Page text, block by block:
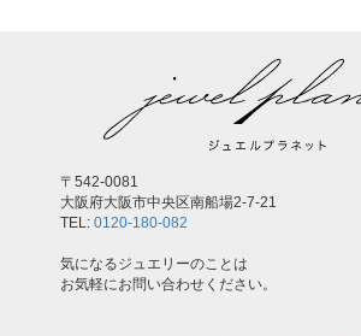
〒542-0081
大阪府大阪市中央区南船場2-7-21
TEL: 0120-180-082
気になるジュエリーのことは
お気軽にお問い合わせください。